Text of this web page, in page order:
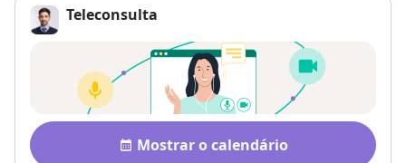
Teleconsulta
Pagamento após a consulta
Disponibilidade
Mostrar o calendário